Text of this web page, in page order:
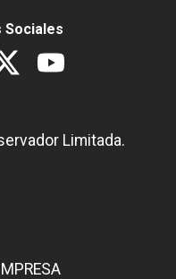
Sociales
Limitada.